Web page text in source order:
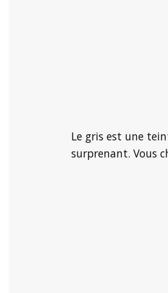
Le gris est une
surprenant. Vous